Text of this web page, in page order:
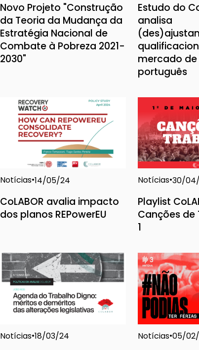
Novo Projeto "Construção
da Teoria da Mudança da
Estratégia Nacional de
Combate à Pobreza 2021-
2030"
Estudo do
analisa
mercado
português
Notícias 14/05/24
CoLABOR avalia impacto
dos planos REPowerEU
Notícias 30/
Playlist
Canções de
1
Notícias 18/03/24 Notícias 05/